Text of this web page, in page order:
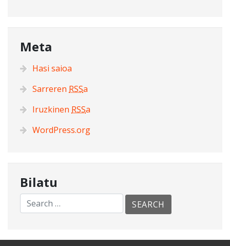
Meta
Hasi saioa
Sarreren RSSa
Iruzkinen RSSa
WordPress.org
Bilatu